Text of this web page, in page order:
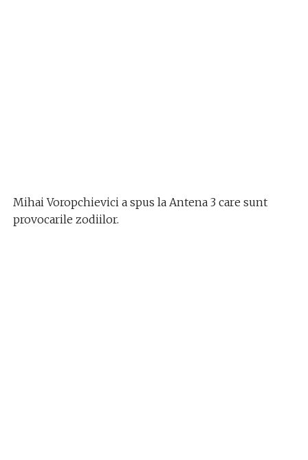
Mihai Voropchievici a spus la Antena 3 care sunt
provocarile zodiilor.